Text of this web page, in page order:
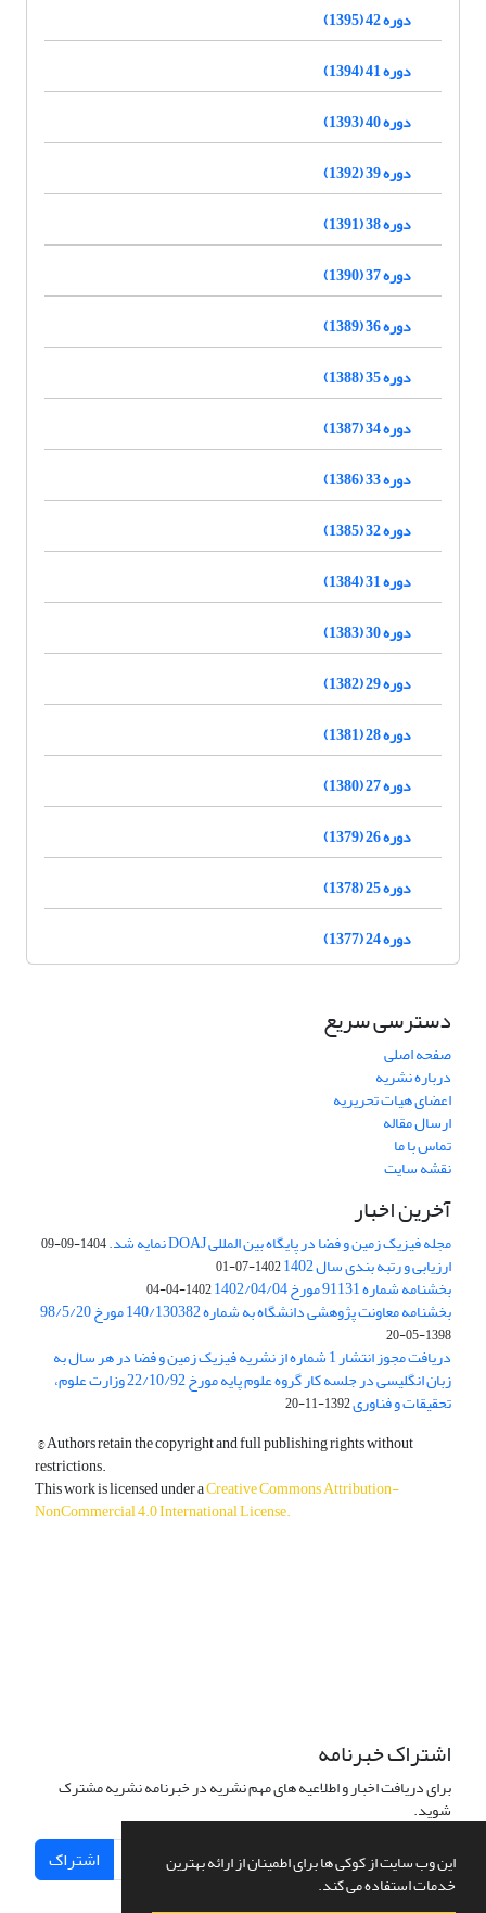
این وب سایت از کوکی ها برای اطمینان از ارائه بهترین
خدمات استفاده می کند.
دوره 42 (1395)
دوره 41 (1394)
دوره 40 (1393)
دوره 39 (1392)
دوره 38 (1391)
دوره 37 (1390)
دوره 36 (1389)
دوره 35 (1388)
دوره 34 (1387)
دوره 33 (1386)
دوره 32 (1385)
دوره 31 (1384)
دوره 30 (1383)
دوره 29 (1382)
دوره 28 (1381)
دوره 27 (1380)
دوره 26 (1379)
دوره 25 (1378)
دوره 24 (1377)
دسترسی سریع
صفحه اصلی
درباره نشریه
اعضای هیات تحریریه
ارسال مقاله
تماس با ما
نقشه سایت
آخرین اخبار
مجله فیزیک زمین و فضا در پایگاه بین المللی DOAJ نمایه شد. 1404-09-09
ارزیابی و رتبه بندی سال 1402 1402-07-01
بخشنامه شماره 91131 مورخ 1402/04/04 1402-04-04
بخشنامه معاونت پژوهشی دانشگاه به شماره 140/130382 مورخ 98/5/20
1398-05-20
دریافت مجوز انتشار 1 شماره از نشریه فیزیک زمین و فضا در هر سال به
زبان انگلیسی در جلسه کار گروه علوم پایه مورخ 22/10/92 وزارت علوم،
تحقیقات و فناوری1392-11-20
© Authors retain the copyright and full publishing rights without
restrictions.
This work is licensed under aCreative Commons Attribution-
NonCommercial 4.0 International License.
اشتراک خبرنامه
برای دریافت اخبار و اطلاعیه های مهم نشریه در خبرنامه نشریه مشترک
شوید.
اشتراک